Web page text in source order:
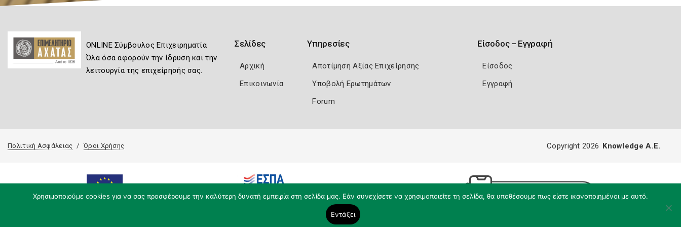
ONLINE Σύμβουλος Επιχειρηματία
Όλα όσα αφορούν την ίδρυση και την
λειτουργία της επιχείρησής σας.
Σελίδες
Αρχική
Επικοινωνία
Υπηρεσίες
Αποτίμηση Αξίας Επιχείρησης
Υποβολή Ερωτημάτων
Forum
Είσοδος – Εγγραφή
Είσοδος
Εγγραφή
Πολιτική Ασφάλειας Όροι Χρήσης
Χρησιμοποιούμε cookies για να σας προσφέρουμε την καλύτερη δυνατή εμπειρία στη σελίδα μας. Εάν συνεχίσετε να χρησιμοποιείτε τη σελίδα, θα υποθέσουμε πως είστε ικανοποιημένοι με αυτό.
Εντάξει
Copyright 2026 Knowledge A.E.